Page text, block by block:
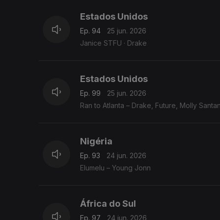
Estados Unidos
Ep. 94
25 jun. 2026
Janice STFU · Drake
Estados Unidos
Ep. 99
25 jun. 2026
Ran to Atlanta – Drake, Future, Molly
Nigéria
Ep. 93
24 jun. 2026
Elumelu – Young Jonn
África do Sul
Ep. 97 24 jun. 2026